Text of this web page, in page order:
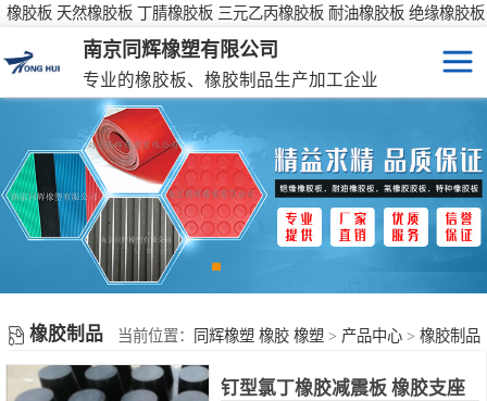
橡胶板 天然橡胶板 丁腈橡胶板 三元乙丙橡胶板 耐油橡胶板 绝缘橡胶板
南京同辉橡塑有限公司
专业的橡胶板、橡胶制品生产加工企业
橡胶制品 当前位置： 同辉橡塑 橡胶 橡塑 > 产品中心 > 橡胶制品
钉型氯丁橡胶减震板 橡胶支座
特种橡胶板
防滑橡胶垫
彩色橡胶垫
橡胶性能表